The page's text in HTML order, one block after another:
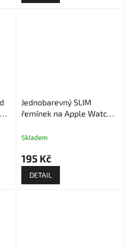
Jednobarevný SLIM
řemínek na Apple Watch -
Skladem
195 Kč
DETAIL